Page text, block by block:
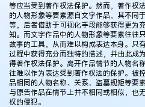
等应当受到著作权法保护。然而，著作权
的人物形象等要素源自文字作品，其不同
等，后者借助于可视化手段能够获得更为
知。而文字作品中的人物形象等要素往往
故事的工具，从而难以构成表达本身。只
过程中获得充分而独特的描述，并由此成
得著作权法保护。离开作品情节的人物名
往难以作为表达受到著作权法的保护。被
品相同的人物名称、关系、盗墓规矩等要
与原告作品在情节上并不相同或相似，也
权的侵犯。